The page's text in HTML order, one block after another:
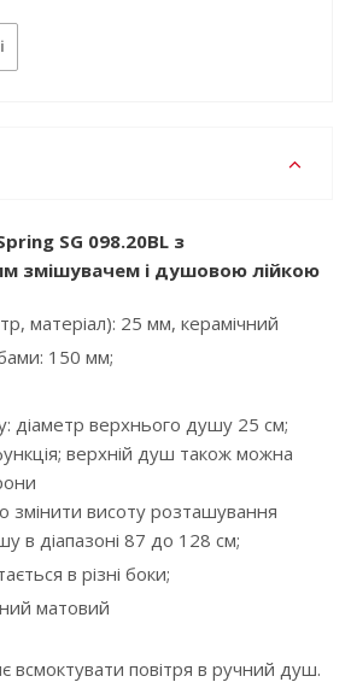
SG 098.20BL з
змішувачем і душовою лійкою
матеріал): 25 мм, керамічний
150 мм;
діаметр верхнього душу 25 см;
верхній душ також можна
змінити висоту розташування
в діапазоні 87 до 128 см;
в різні боки;
матовий
всмоктувати повітря в ручний душ.